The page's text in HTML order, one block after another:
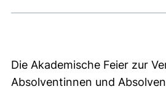
Die Akademische Feier zur
Absolventinnen und